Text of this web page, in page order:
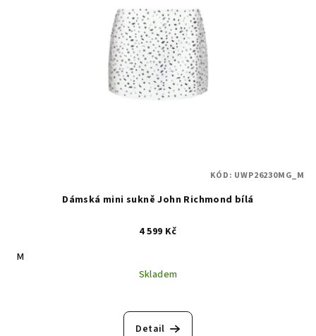
Dámská mini sukně John Richmond bílá
4 599 Kč
M
Skladem
Detail
KÓD: UWP26230MG_M